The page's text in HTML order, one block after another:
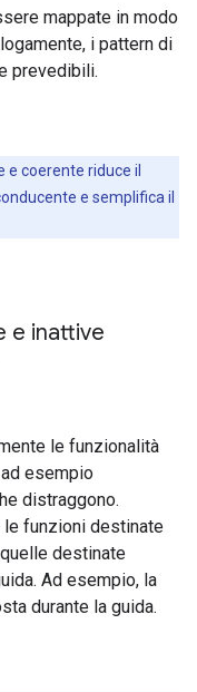
mappate in modo
i pattern di
prevedibili.
coerente riduce il
e semplifica il
e inattive
le funzionalità
esempio
distraggono.
funzioni destinate
destinate
Ad esempio, la
durante la guida.